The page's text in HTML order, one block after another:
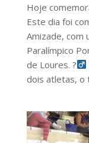
Hoje
Este dia foi
Amizade, com
Paralímpico
de Loures. ?‍
dois atletas, o